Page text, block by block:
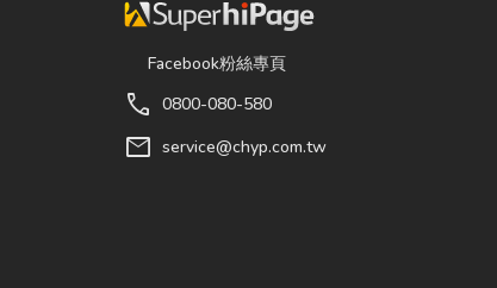
正厲害...
Facebook粉絲專頁
call 0800-080-580
mail service@chyp.com.tw